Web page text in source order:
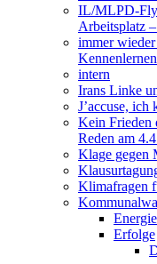
IL/MLPD-
Arbeitsplatz
immer
Kennenlernen
intern
Irans Linke
J’accuse, ich
Kein Frieden
Reden am
Klage gegen
Klimafragen
Energie
Erfolge